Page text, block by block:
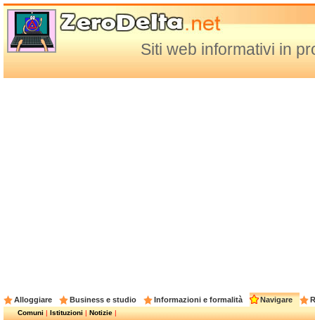
Siti web informativi in
Alloggiare Business e studio Informazioni e formalità Navigare
Comuni|Istituzioni|Notizie|